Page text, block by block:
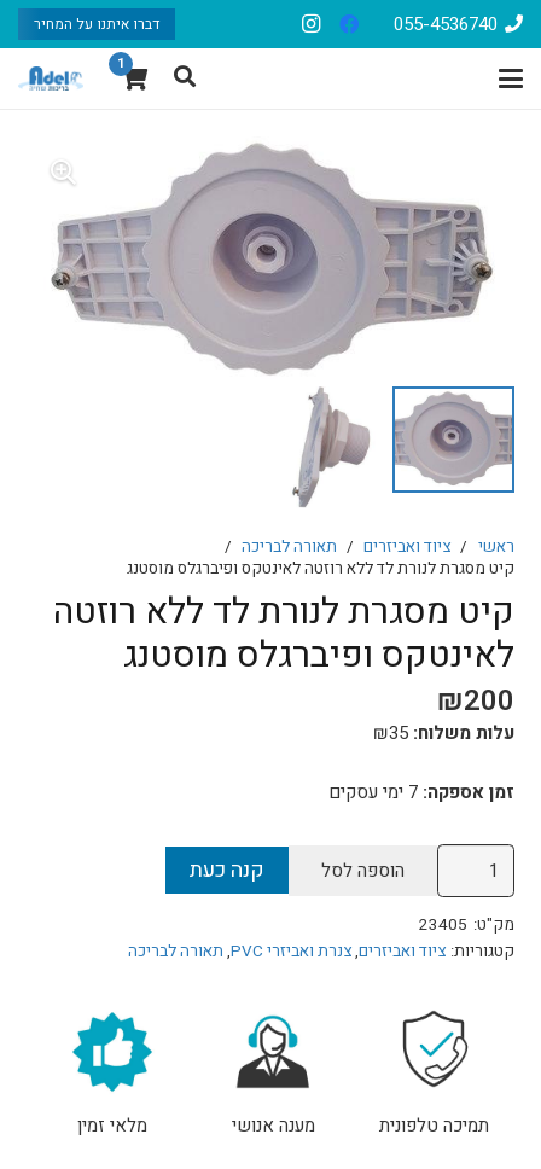
055-4536740 דברו איתנו על המחיר
1
ראשי / ציוד ואביזרים / תאורה לבריכה /
קיט מסגרת לנורת לד ללא רוזטה לאינטקס ופיברגלס מוסטנג
קיט מסגרת לנורת לד ללא רוזטה
לאינטקס ופיברגלס מוסטנג
₪200
עלות משלוח: ₪35
זמן אספקה: 7 ימי עסקים
כמות
של
קיט
מסגרת
ופיברגלס
הוספה לסל קנה כעת
מק"ט: 23405
קטגוריות: ציוד ואביזרים,צנרת ואביזרי PVC , תאורה לבריכה
תמיכה טלפונית מענה אנושי מלאי זמין